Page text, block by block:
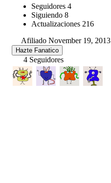
Seguidores 4
Siguiendo 8
Actualizaciones 216
Afiliado November 19, 2013
Hazte Fanatico
4 Seguidores